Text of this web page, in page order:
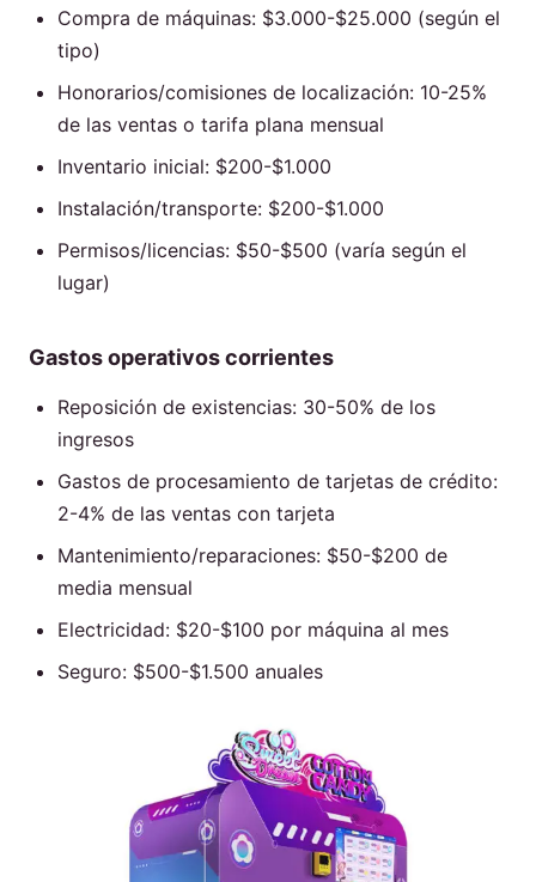
Compra de máquinas: $3.000-$25.000 (según el
tipo)
Honorarios/comisiones de localización: 10-25%
de las ventas o tarifa plana mensual
Inventario inicial: $200-$1.000
Instalación/transporte: $200-$1.000
Permisos/licencias: $50-$500 (varía según el
lugar)
Gastos operativos corrientes
Reposición de existencias: 30-50% de los
ingresos
Gastos de procesamiento de tarjetas de crédito:
2-4% de las ventas con tarjeta
Mantenimiento/reparaciones: $50-$200 de
media mensual
Electricidad: $20-$100 por máquina al mes
Seguro: $500-$1.500 anuales